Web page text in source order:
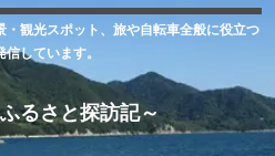
観光スポット、旅や自転車全般に役立つ
信しています。
るさと探訪記～